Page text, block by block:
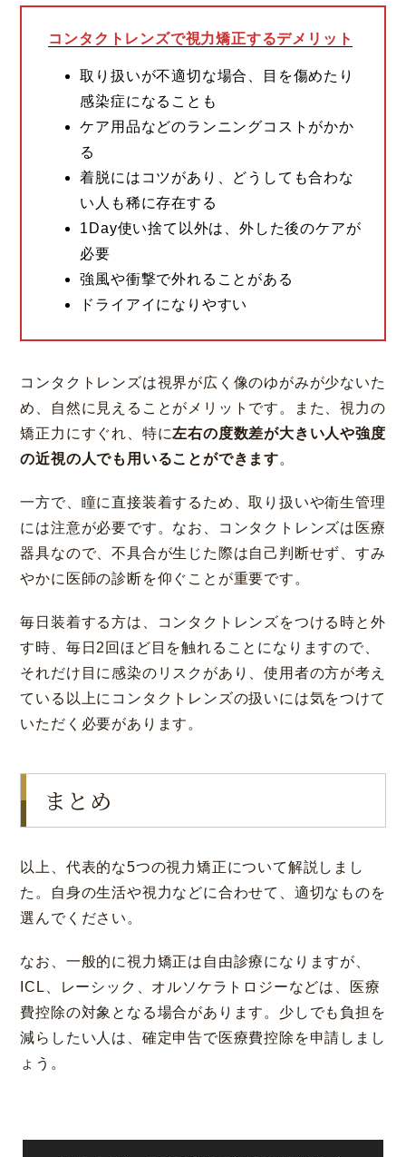
コンタクトレンズで視力矯正するデメリット
取り扱いが不適切な場合、目を傷めたり
感染症になることも
ケア用品などのランニングコストがかか
る
着脱にはコツがあり、どうしても合わな
い人も稀に存在する
1Day使い捨て以外は、外した後のケアが
必要
強風や衝撃で外れることがある
ドライアイになりやすい
コンタクトレンズは視界が広く像のゆがみが少ないた
め、自然に見えることがメリットです。また、視力の
矯正力にすぐれ、特に左右の度数差が大きい人や強度
の近視の人でも用いることができます。
一方で、瞳に直接装着するため、取り扱いや衛生管理
には注意が必要です。なお、コンタクトレンズは医療
器具なので、不具合が生じた際は自己判断せず、すみ
やかに医師の診断を仰ぐことが重要です。
毎日装着する方は、コンタクトレンズをつける時と外
す時、毎日2回ほど目を触れることになりますので、
それだけ目に感染のリスクがあり、使用者の方が考え
ている以上にコンタクトレンズの扱いには気をつけて
いただく必要があります。
まとめ
以上、代表的な5つの視力矯正について解説しまし
た。自身の生活や視力などに合わせて、適切なものを
選んでください。
なお、一般的に視力矯正は自由診療になりますが、
ICL、レーシック、オルソケラトロジーなどは、医療
費控除の対象となる場合があります。少しでも負担を
減らしたい人は、確定申告で医療費控除を申請しまし
ょう。